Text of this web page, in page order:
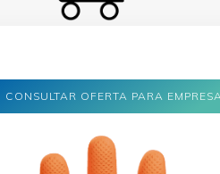
CONSULTAR OFERTA PARA